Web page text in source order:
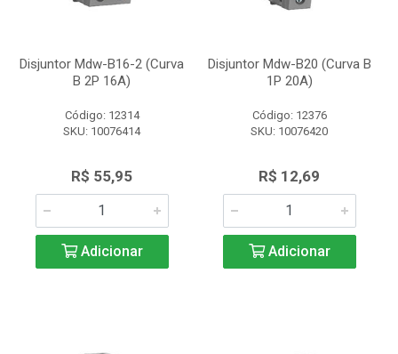
Disjuntor Mdw-B16-2 (Curva
B 2P 16A)
Código: 12314
SKU: 10076414
R$ 55,95
Adicionar
Disjuntor Mdw-B20 (Curva B
1P 20A)
Código: 12376
SKU: 10076420
R$ 12,69
Adicionar